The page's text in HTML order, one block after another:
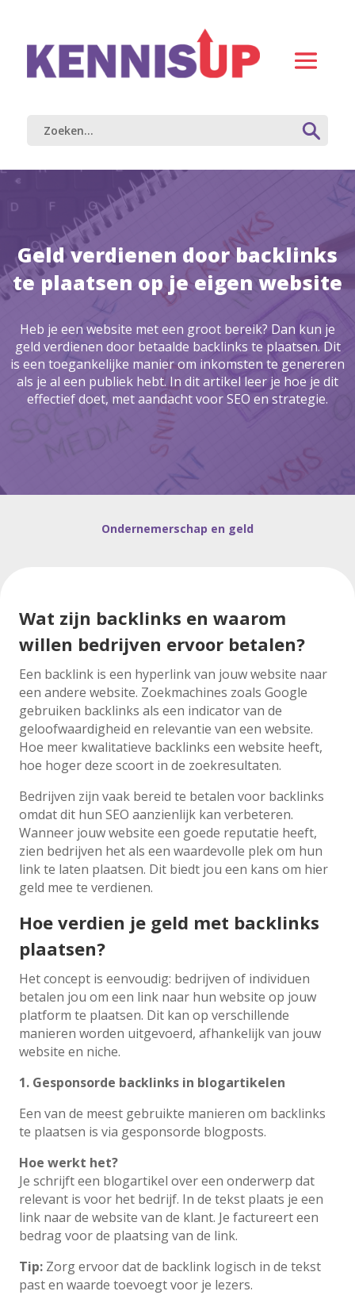
Geld verdienen door backlinks
te plaatsen op je eigen website
Heb je een website met een groot bereik? Dan kun je
geld verdienen door betaalde backlinks te plaatsen. Dit
is een toegankelijke manier om inkomsten te genereren
als je al een publiek hebt. In dit artikel leer je hoe je dit
effectief doet, met aandacht voor SEO en strategie.
Ondernemerschap en geld
Wat zijn backlinks en waarom
willen bedrijven ervoor betalen?
Een backlink is een hyperlink van jouw website naar
een andere website. Zoekmachines zoals Google
gebruiken backlinks als een indicator van de
geloofwaardigheid en relevantie van een website.
Hoe meer kwalitatieve backlinks een website heeft,
hoe hoger deze scoort in de zoekresultaten.
Bedrijven zijn vaak bereid te betalen voor backlinks
omdat dit hun SEO aanzienlijk kan verbeteren.
Wanneer jouw website een goede reputatie heeft,
zien bedrijven het als een waardevolle plek om hun
link te laten plaatsen. Dit biedt jou een kans om hier
geld mee te verdienen.
Hoe verdien je geld met backlinks
plaatsen?
Het concept is eenvoudig: bedrijven of individuen
betalen jou om een link naar hun website op jouw
platform te plaatsen. Dit kan op verschillende
manieren worden uitgevoerd, afhankelijk van jouw
website en niche.
1. Gesponsorde backlinks in blogartikelen
Een van de meest gebruikte manieren om backlinks
te plaatsen is via gesponsorde blogposts.
Hoe werkt het?
Je schrijft een blogartikel over een onderwerp dat
relevant is voor het bedrijf. In de tekst plaats je een
link naar de website van de klant. Je factureert een
bedrag voor de plaatsing van de link.
Tip: Zorg ervoor dat de backlink logisch in de tekst
past en waarde toevoegt voor je lezers.